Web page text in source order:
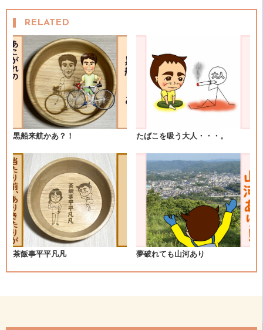
稿
ナ
ビ
シ
ョ
ン
RELATED
黒船来航かあ？！ たばこを吸う大人・・・。
茶飯事平平凡凡 夢破れても山河あり